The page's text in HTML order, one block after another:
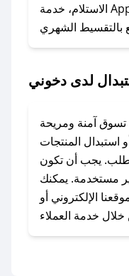
### ماذا أفعل إذا لم أجد كود خصم لمتجري
المفضل؟
المفضل، يمكنك
أسرع وقت ممكن.
### كيف تحصل على كوبونات خصم حصرية من
دخوني؟
حصرية، قم بما
يلي:
- اضغط على أيقونة متابعة لمتجر دخوني في تطبيق
صحصح.
الاستلام، خدمة Apple Pay، بالإضافة إلى إمكانية
لدى دخوني
آمنة ومريحة
استبدال المنتجات
الطلب. يجب أن تكون
مستخدمة. يمكنك
الإلكتروني أو